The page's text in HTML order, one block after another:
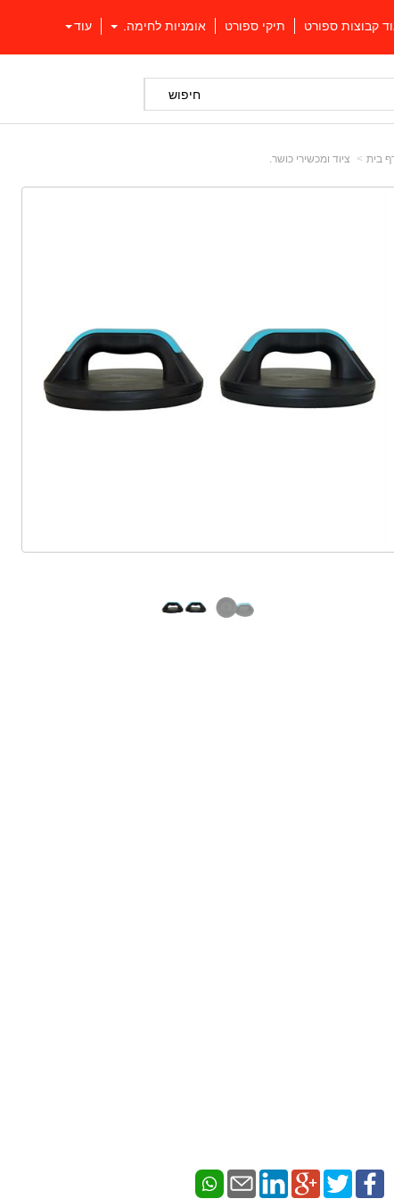
קבוצות ספורט תיקי ספורט אומניות לחימה. עוד
חיפוש
בית ציוד ומכשירי כושר.